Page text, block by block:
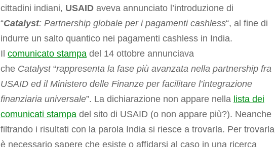
cittadini indiani, USAID aveva annunciato l’introduzione di
“Catalyst: Partnership globale per i pagamenti cashless“, al fine di
indurre un salto quantico nei pagamenti cashless in India.
Il comunicato stampa del 14 ottobre annunciava
che Catalyst“rappresenta la fase più avanzata nella partnership fra
USAID ed il Ministero delle Finanze per facilitare l’integrazione
finanziaria universale”. La dichiarazione non appare nella lista dei
comunicati stampa del sito di USAID (o non appare più?). Neanche
filtrando i risultati con la parola India si riesce a trovarla. Per trovarla
è necessario sapere che esiste o affidarsi al caso in una ricerca